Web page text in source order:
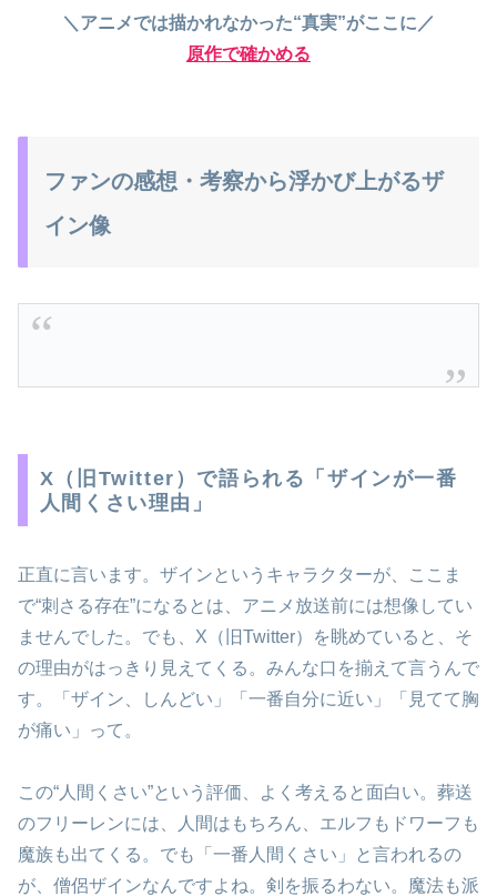
＼アニメでは描かれなかった“真実”がここに／
原作で確かめる
ファンの感想・考察から浮かび上がるザ
イン像
X（旧Twitter）で語られる「ザインが一番
人間くさい理由」
正直に言います。ザインというキャラクターが、ここま
で“刺さる存在”になるとは、アニメ放送前には想像してい
ませんでした。でも、X（旧Twitter）を眺めていると、そ
の理由がはっきり見えてくる。みんな口を揃えて言うんで
す。「ザイン、しんどい」「一番自分に近い」「見てて胸
が痛い」って。
この“人間くさい”という評価、よく考えると面白い。葬送
のフリーレンには、人間はもちろん、エルフもドワーフも
魔族も出てくる。でも「一番人間くさい」と言われるの
が、僧侶ザインなんですよね。剣を振るわない。魔法も派